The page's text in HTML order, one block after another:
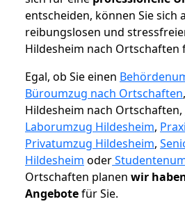
entscheiden, können Sie sich
reibungslosen und
Hildesheim nach Ortschaften
Egal, ob Sie einen
Büroumzug nach Ortschaften,
Hildesheim nach Ortschaften,
Laborumzug Hildesheim,
Privatumzug Hildesheim,
Hildesheim oder
Ortschaften planen wir
Angebotefür Sie.